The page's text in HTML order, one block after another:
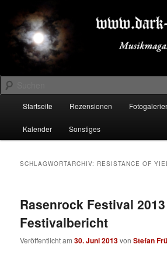
primären
Inhalt
springen
sekundären
Inhalt
springenDARK-FESTIVALS.DE
Suchen
Startseite Rezensionen
Kalender Sonstiges
SCHLAGWORTARCHIV: RESISTANCE OF
Rasenrock Festival
Festivalbericht
Veröffentlicht am30. Juni 2013vonStefan